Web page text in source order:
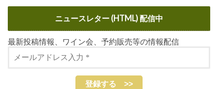
ニュースレター (HTML) 配信中
最新投稿情報、ワイン会、予約販売等の情報配信